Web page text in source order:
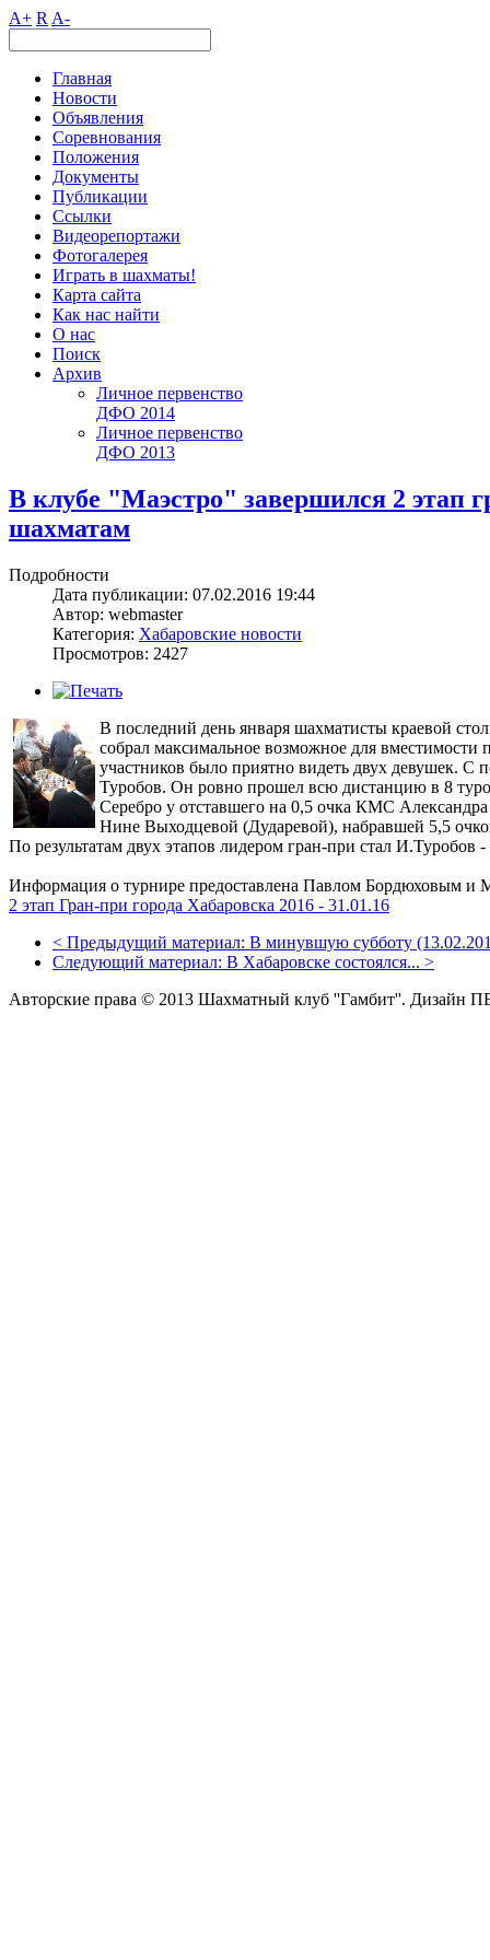
A+ R A-
Главная
Новости
Объявления
Соревнования
Положения
Документы
Публикации
Ссылки
Видеорепортажи
Фотогалерея
Играть в шахматы!
Карта сайта
Как нас найти
О нас
Поиск
Архив
Личное первенство
ДФО 2014
Личное первенство
ДФО 2013
В клубе "Маэстро" завершился 2 этап
шахматам
Подробности
Дата публикации: 07.02.2016 19:44
Автор: webmaster
Категория: Хабаровские новости
Просмотров: 2427
В последний день января шахматисты краевой
собрал максимальное возможное для
участников было приятно видеть двух девушек.
Туробов. Он ровно прошел всю дистанцию в 8
Серебро у отставшего на 0,5 очка КМС
Нине Выходцевой (Дударевой), набравшей 5,5
По результатам двух этапов лидером гран-при стал
Информация о турнире предоставлена Павлом Бордюховым
2 этап Гран-при города Хабаровска 2016 - 31.01.16
< Предыдущий материал: В минувшую субботу
Следующий материал: В Хабаровске состоялся... >
Авторские права © 2013 Шахматный клуб ''Гамбит''. Дизайн